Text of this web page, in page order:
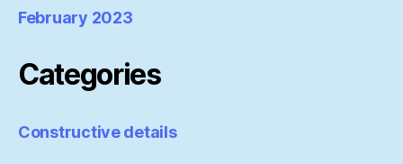
February 2023
Categories
Constructive details